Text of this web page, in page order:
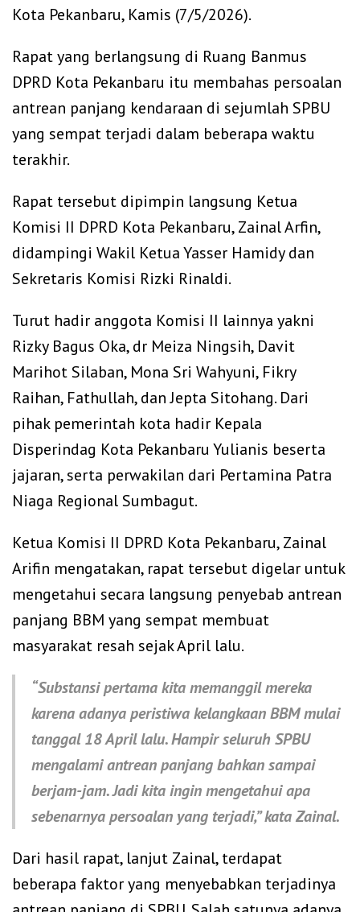
Kota Pekanbaru, Kamis (7/5/2026).
Rapat yang berlangsung di Ruang Banmus
DPRD Kota Pekanbaru itu membahas persoalan
antrean panjang kendaraan di sejumlah SPBU
yang sempat terjadi dalam beberapa waktu
terakhir.
Rapat tersebut dipimpin langsung Ketua
Komisi II DPRD Kota Pekanbaru, Zainal Arfin,
didampingi Wakil Ketua Yasser Hamidy dan
Sekretaris Komisi Rizki Rinaldi.
Turut hadir anggota Komisi II lainnya yakni
Rizky Bagus Oka, dr Meiza Ningsih, Davit
Marihot Silaban, Mona Sri Wahyuni, Fikry
Raihan, Fathullah, dan Jepta Sitohang. Dari
pihak pemerintah kota hadir Kepala
Disperindag Kota Pekanbaru Yulianis beserta
jajaran, serta perwakilan dari Pertamina Patra
Niaga Regional Sumbagut.
Ketua Komisi II DPRD Kota Pekanbaru, Zainal
Arifin mengatakan, rapat tersebut digelar untuk
mengetahui secara langsung penyebab antrean
panjang BBM yang sempat membuat
masyarakat resah sejak April lalu.
“Substansi pertama kita memanggil mereka
karena adanya peristiwa kelangkaan BBM mulai
tanggal 18 April lalu. Hampir seluruh SPBU
mengalami antrean panjang bahkan sampai
berjam-jam. Jadi kita ingin mengetahui apa
sebenarnya persoalan yang terjadi,” kata Zainal.
Dari hasil rapat, lanjut Zainal, terdapat
beberapa faktor yang menyebabkan terjadinya